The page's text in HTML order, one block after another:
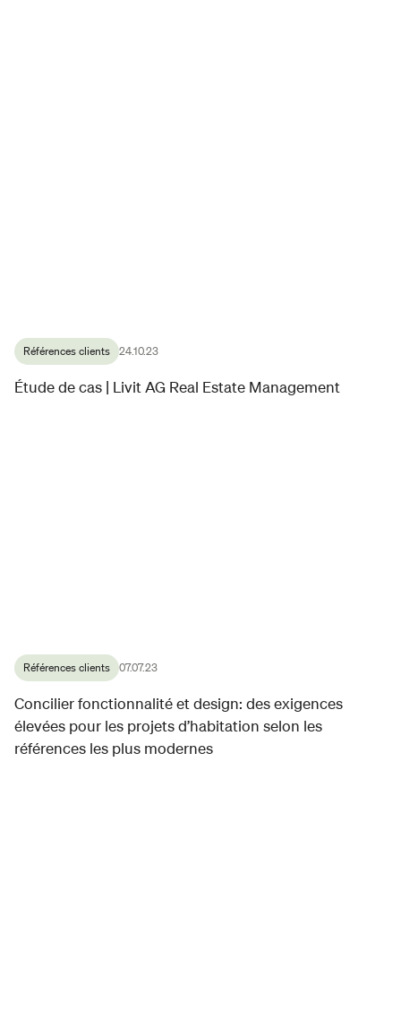
Références clients 24.10.23
Étude de cas | Livit AG Real Estate Management
Références clients 07.07.23
Concilier fonctionnalité et design: des exigences
élevées pour les projets d’habitation selon les
références les plus modernes